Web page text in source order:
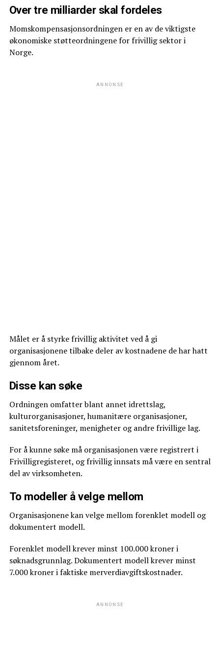
Over tre milliarder skal fordeles
Momskompensasjonsordningen er en av de viktigste
økonomiske støtteordningene for frivillig sektor i
Norge.
ANNONSE
Målet er å styrke frivillig aktivitet ved å gi
organisasjonene tilbake deler av kostnadene de har hatt
gjennom året.
Disse kan søke
Ordningen omfatter blant annet idrettslag,
kulturorganisasjoner, humanitære organisasjoner,
sanitetsforeninger, menigheter og andre frivillige lag.
For å kunne søke må organisasjonen være registrert i
Frivilligregisteret, og frivillig innsats må være en sentral
del av virksomheten.
To modeller å velge mellom
Organisasjonene kan velge mellom forenklet modell og
dokumentert modell.
Forenklet modell krever minst 100.000 kroner i
søknadsgrunnlag. Dokumentert modell krever minst
7.000 kroner i faktiske merverdiavgiftskostnader.
ANNONSE